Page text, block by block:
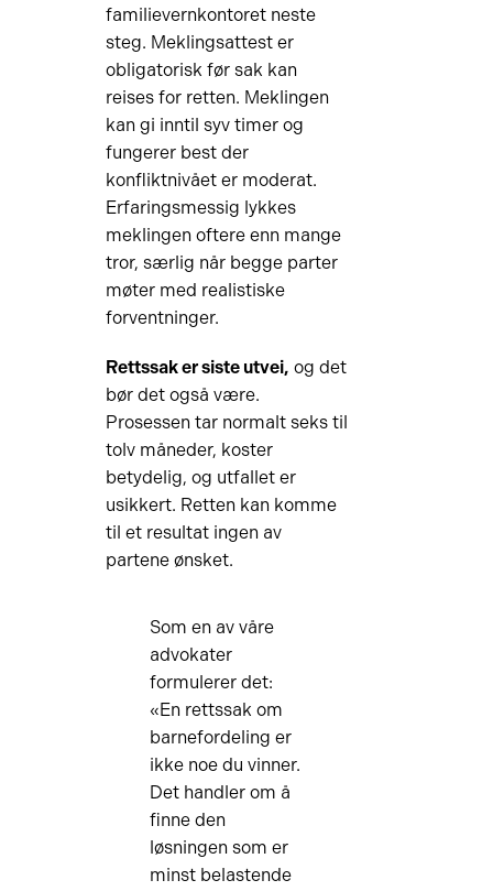
familievernkontoret neste
steg. Meklingsattest er
obligatorisk før sak kan
reises for retten. Meklingen
kan gi inntil syv timer og
fungerer best der
konfliktnivået er moderat.
Erfaringsmessig lykkes
meklingen oftere enn mange
tror, særlig når begge parter
møter med realistiske
forventninger.
Rettssak er siste utvei, og det
bør det også være.
Prosessen tar normalt seks til
tolv måneder, koster
betydelig, og utfallet er
usikkert. Retten kan komme
til et resultat ingen av
partene ønsket.
Som en av våre
advokater
formulerer det:
«En rettssak om
barnefordeling er
ikke noe du vinner.
Det handler om å
finne den
løsningen som er
minst belastende